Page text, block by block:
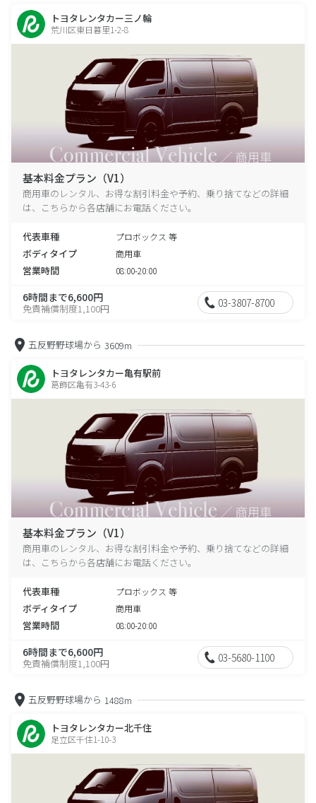
トヨタレンタカー三ノ輪
荒川区東日暮里1-2-8
基本料金プラン（V1）
商用車のレンタル、お得な割引料金や予約、乗り捨てなどの詳細
は、こちらから各店舗にお電話ください。
代表車種 プロボックス 等
ボディタイプ 商用車
営業時間 08:00-20:00
6時間まで6,600円
免責補償制度1,100円 03-3807-8700
五反野野球場から 3609m
トヨタレンタカー亀有駅前
葛飾区亀有3-43-6
基本料金プラン（V1）
商用車のレンタル、お得な割引料金や予約、乗り捨てなどの詳細
は、こちらから各店舗にお電話ください。
代表車種 プロボックス 等
ボディタイプ 商用車
営業時間 08:00-20:00
6時間まで6,600円
免責補償制度1,100円 03-5680-1100
五反野野球場から 1488m
トヨタレンタカー北千住
足立区千住1-10-3